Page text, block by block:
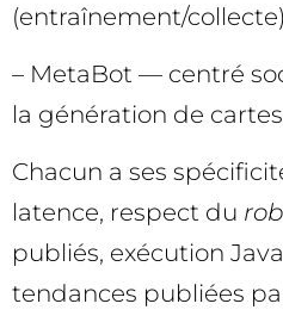
(entraînement/
– MetaBot — centré
la génération de
Chacun a ses
latence, respect du
publiés, exécution
tendances publiées